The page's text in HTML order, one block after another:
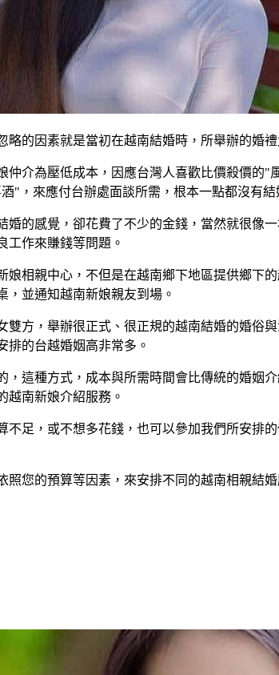
略的因素就是當初在越南結婚時，所舉辦的婚
仲介為壓低成本，因應台灣人喜歡比價殺價的
"，來應付台辦處面談所需，根本一點都沒有結
婚的感覺，卻花費了不少的金錢，當然就很像
工作來賺錢等問題。
娘相親中心，不但是在越南鄉下地區提供鄉下
，並通知越南新娘親友到場。
雙方，舉辦很正式、很正規的越南結婚的婚俗
排的台越婚姻高非常多。
，這種方式，成本與所需時間會比傳統的婚姻
越南新娘介紹服務。
不足，或不想多花錢，也可以參加我們所安排
照您的預算等因素，來安排不同的越南相親結